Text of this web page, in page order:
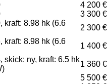
4 200 €
3 300 €
kraft: 8.98 hk (6.6
2 300 €
kraft: 8.98 hk (6.6
1 400 €
skick: ny, kraft: 6.5 hk
1 360 €
5 500 €